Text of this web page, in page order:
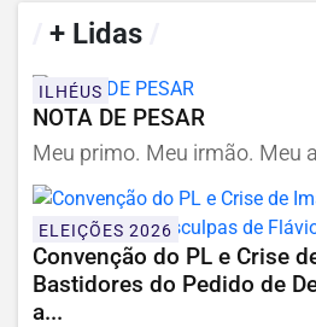
+ Lidas
ILHÉUS
NOTA DE PESAR
Meu primo. Meu irmão. Meu
ELEIÇÕES 2026
Convenção do PL e Crise
Bastidores do Pedido de
a...